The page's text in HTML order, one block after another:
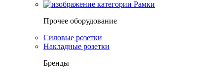
Рамки
Прочее оборудование
Силовые розетки
Накладные розетки
Бренды